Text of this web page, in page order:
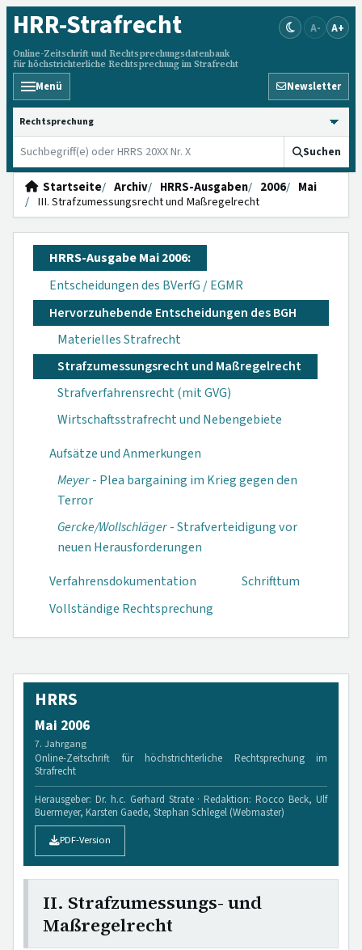
HRR-Strafrecht
Online-Zeitschrift und Rechtsprechungsdatenbank
für höchstrichterliche Rechtsprechung im Strafrecht
A- A+
Menü Newsletter
HRRS durchsuchen
Suchen
Startseite Archiv HRRS-Ausgaben 2006
Mai
III. Strafzumessungsrecht und Maßregelrecht
HRRS-Ausgabe Mai 2006:
Entscheidungen des BVerfG / EGMR
Hervorzuhebende Entscheidungen des BGH
Materielles Strafrecht
Strafzumessungsrecht und Maßregelrecht
Strafverfahrensrecht (mit GVG)
Wirtschaftsstrafrecht und Nebengebiete
Aufsätze und Anmerkungen
Meyer- Plea bar­gaining im Krieg gegen den
Terror
Gercke/Wollschlä­ger- Strafverteidi­gung vor
neuen Herausforderungen
Verfahrensdokumen­tation
Schrifttum
Vollständige Rechtsprechung
HRRS
Mai 2006
7. Jahrgang
Online-Zeitschrift für höchstrichterliche Rechtsprechung im
Strafrecht
Herausgeber: Dr. h.c. Gerhard Strate · Redaktion: Rocco Beck, Ulf
Buermeyer, Karsten Gaede, Stephan Schlegel (Webmaster)
PDF-Version
II. Strafzumessungs- und
Maßregelrecht